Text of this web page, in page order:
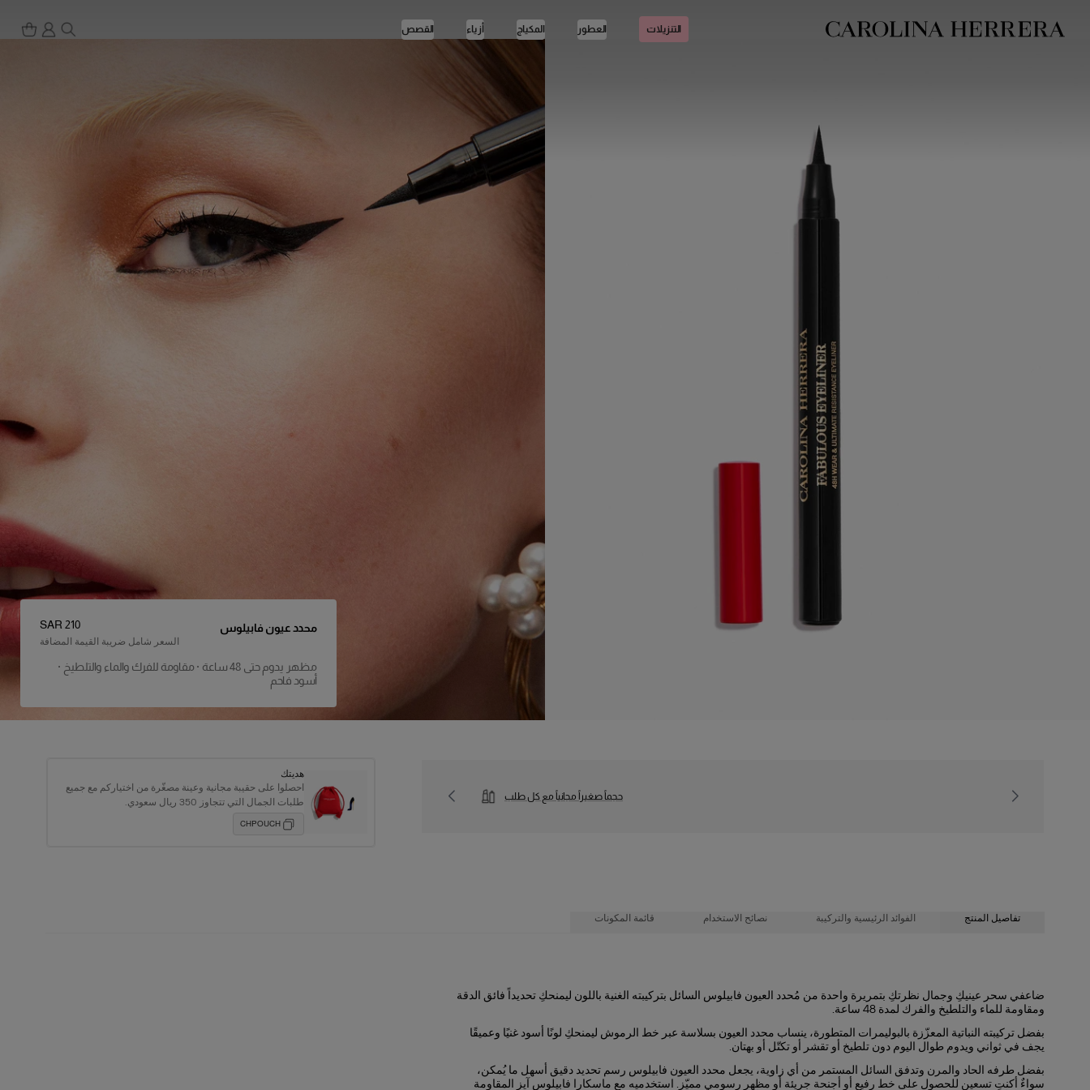
بيان إمكانية الوصول (الرابط)
التنزيلات العطور المكياج أزياء القصص
محدد عيون فابيلوس السعر:
SAR 210
السعر شامل ضريبة القيمة المضافة
تفاصيل المنتج
مظهر يدوم حتى 48 ساعة · مقاومة للفرك والماء والتلطيخ ·
أسود فاحم
حجماً صغيراً مجانياً مع كل طلب فاخر مع كل طلب
هديتك
احصلوا على حقيبة مجانية وعينة مصغّرة من اختياركم مع جميع
طلبات الجمال التي تتجاوز 350 ريال سعودي.
CHPOUCH
تفاصيل المنتج الفوائد الرئيسية والتركيبة نصائح الاستخدام قائمة المكونات
ضاعفي سحر عينيكِ وجمال نظرتكِ بتمريرة واحدة من مُحدد العيون فابيلوس السائل بتركيبته الغنية باللون ليمنحكِ تحديداً فائق الدقة
ومقاومة للماء والتلطيخ والفرك لمدة 48 ساعة.
بفضل تركيبته النباتية المعزّزة بالبوليمرات المتطورة، ينساب محدد العيون بسلاسة عبر خط الرموش ليمنحكِ لونًا أسود غنيًا وعميقًا
يجف في ثواني ويدوم طوال اليوم دون تلطيخ أو تقشر أو تكتّل أو بهتان.
بفضل طرفه الحاد والمرن وتدفق السائل المستمر من أي زاوية، يجعل محدد العيون فابيلوس رسم تحديد دقيق أسهل ما يُمكن،
سواءٌ أكنتِ تسعين للحصول على خط رفيع أو أجنحة جريئة أو مظهر رسومي مميّز. استخدميه مع ماسكارا فابيلوس آيز المقاومة
الفوائد الرئيسية
- يدوم حتى 48 ساعة
- مقاوم للماء، وللتلطخ، وللاحتكاك
- أسود فائق الكثافة
- تطبيق سهل وعالي الدقة
تركيبة مقاومة للماء تحدد خط الرموش فوراً بتمريرة واحدة. استخدمي الضغط الخفيف للحصول على خطوط دقيقة ومحددة أو
أضيفي المزيد من الضغط للتألق بخطوط محددة للعينين أكثر سمكاً وجرأة.